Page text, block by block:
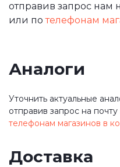
отправив запрос нам
или потелефонам
Аналоги
Уточнить актуальные
отправив запрос на почту
телефонам магазинов в
Доставка